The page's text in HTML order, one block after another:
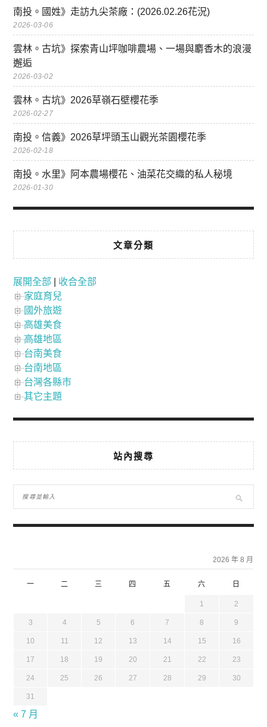
南投。國姓》走訪九尖茶廠：(2026.02.26花況)
2026-03-06
雲林。古坑》探索青山坪咖啡農場、一場與麝香木的浪漫
邂逅
2026-03-02
雲林。古坑》2026草嶺石壁櫻花季
2026-02-27
南投。信義》2026草坪頭玉山觀光茶園櫻花季
2026-02-18
南投。水里》阿本農場櫻花、油菜花交織的私人秘境
2026-01-30
文章分類
展開全部
收合全部
家庭育兒
國外旅遊
高雄美食
高雄地區
台南美食
台南地區
台灣各縣市
其它主題
站內搜尋
2026 年 8 月
一 二 三 四 五 六 日
1 2
3 4 5 6 7 8 9
10 11 12 13 14 15 16
17 18 19 20 21 22 23
24 25 26 27 28 29 30
31
« 7 月